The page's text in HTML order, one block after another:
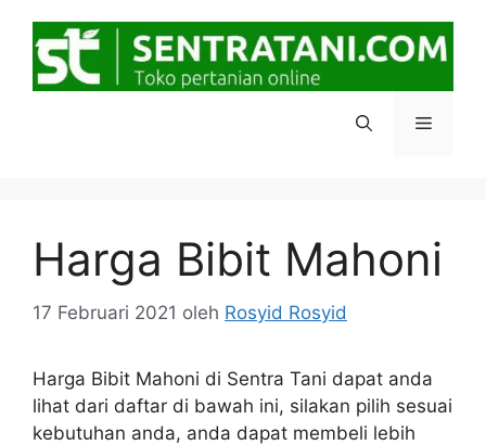
Menu
Harga Bibit Mahoni
17 Februari 2021 oleh Rosyid Rosyid
Harga Bibit Mahoni di Sentra Tani dapat anda
lihat dari daftar di bawah ini, silakan pilih sesuai
kebutuhan anda, anda dapat membeli lebih